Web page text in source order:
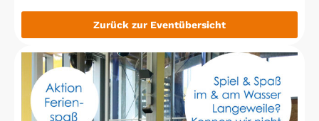
Zurück zur Eventübersicht